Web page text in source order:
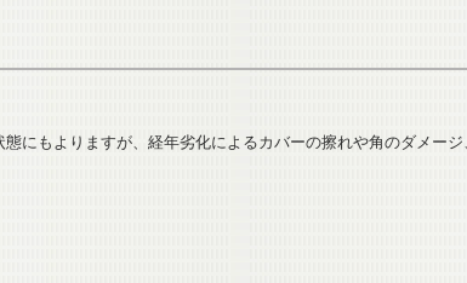
にもよりますが、経年劣化によるカバーの擦れや角のダメー